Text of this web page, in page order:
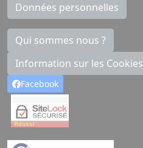
Données personnelles
Qui sommes nous ?
Information sur les Cookies
Facebook